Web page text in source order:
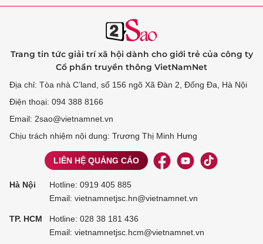
Trang tin tức giải trí xã hội dành cho giới trẻ của công ty
Cổ phần truyền thông VietNamNet
Địa chỉ: Tòa nhà C’land, số 156 ngõ Xã Đàn 2, Đống Đa, Hà Nội
Điện thoại: 094 388 8166
Email: 2sao@vietnamnet.vn
Chịu trách nhiệm nội dung: Trương Thị Minh Hưng
LIÊN HỆ QUẢNG CÁO
Hà Nội Hotline: 0919 405 885
Email: vietnamnetjsc.hn@vietnamnet.vn
TP. HCM Hotline: 028 38 181 436
Email: vietnamnetjsc.hcm@vietnamnet.vn